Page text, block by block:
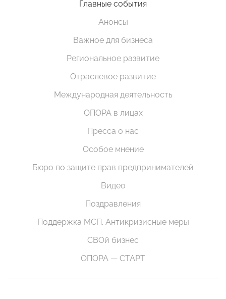
Главные события
Анонсы
Важное для бизнеса
Региональное развитие
Отраслевое развитие
Международная деятельность
ОПОРА в лицах
Пресса о нас
Особое мнение
Бюро по защите прав предпринимателей
Видео
Поздравления
Поддержка МСП. Антикризисные меры
СВОй бизнес
ОПОРА — СТАРТ